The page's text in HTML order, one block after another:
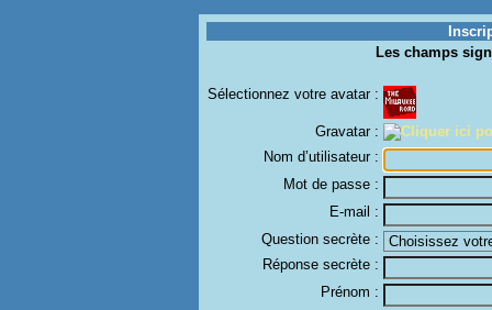
Les champs
Sélectionnez votre avatar :
Gravatar :
Nom d’utilisateur :
Mot de passe :
E-mail :
Question secrète :
Réponse secrète :
Prénom :